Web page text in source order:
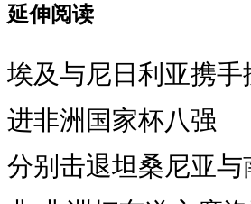
延伸阅读
埃及与尼日利亚携手
进非洲国家杯八强
分别击退坦桑尼亚与